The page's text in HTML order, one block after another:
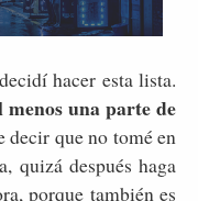
hacer esta lista.
menos una parte de
decir que no tomé en
quizá después haga
porque también es